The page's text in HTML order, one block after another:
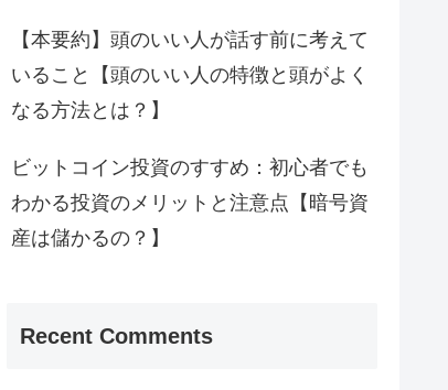
【本要約】頭のいい人が話す前に考えて
いること【頭のいい人の特徴と頭がよく
なる方法とは？】
ビットコイン投資のすすめ：初心者でも
わかる投資のメリットと注意点【暗号資
産は儲かるの？】
Recent Comments